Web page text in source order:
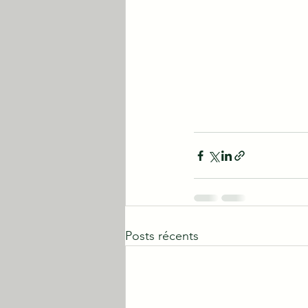
Posts récents